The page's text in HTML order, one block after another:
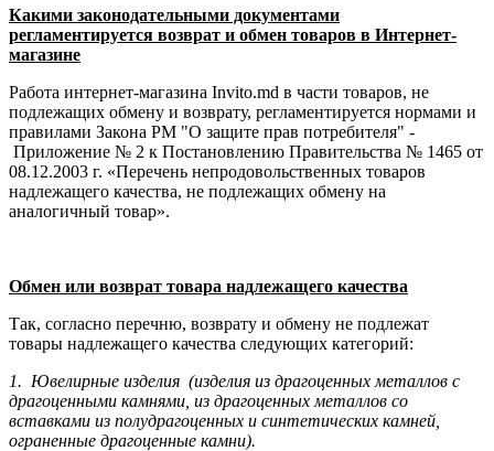
Какими законодательными документами
регламентируется возврат и обмен товаров в Интернет-
магазине
Работа интернет-магазина Invito.md в части товаров, не
подлежащих обмену и возврату, регламентируется нормами и
правилами Закона РМ "О защите прав потребителя" -
Приложение № 2 к Постановлению Правительства № 1465 от
08.12.2003 г. «Перечень непродовольственных товаров
надлежащего качества, не подлежащих обмену на
аналогичный товар».
Обмен или возврат товара надлежащего качества
Так, согласно перечню, возврату и обмену не подлежат
товары надлежащего качества следующих категорий:
1. Ювелирные изделия (изделия из драгоценных металлов с
драгоценными камнями, из драгоценных металлов со
вставками из полудрагоценных и синте­тических камней,
ограненные драгоценные камни).